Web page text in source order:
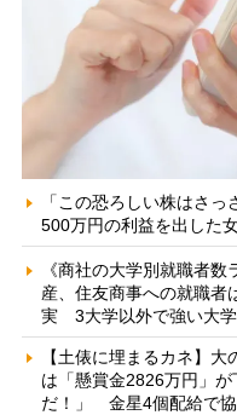
「この恐ろしい株はさ
500万円の利益を出した
《商社の大学別就職者
産、住友商事への就職者
実 3大学以外で強い大
【土俵に埋まるカネ】
は「懸賞金2826万円」
だ！」 金星4個配給で